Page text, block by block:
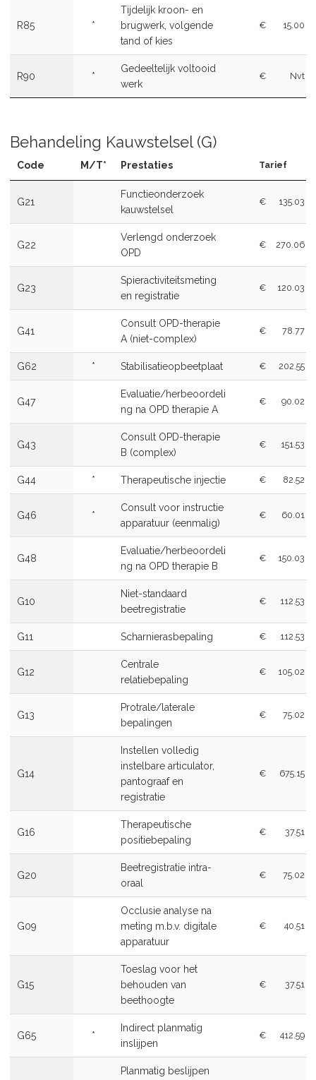
R85 *
Tijdelijk kroon- en
brugwerk, volgende
tand of kies
€ 15.00
R90 *
Gedeeltelijk voltooid
werk
€ Nvt
Behandeling Kauwstelsel (G)
Code M/T* Prestaties Tarief
G21
Functieonderzoek
kauwstelsel
€ 135.03
G22
Verlengd onderzoek
OPD
€ 270.06
G23
Spieractiviteitsmeting
en registratie
€ 120.03
G41
Consult OPD-therapie
A (niet-complex)
€ 78.77
G62 * Stabilisatieopbeetplaat € 202.55
G47
Evaluatie/herbeoordeli
ng na OPD therapie A
€ 90.02
G43
Consult OPD-therapie
B (complex)
€ 151.53
G44 * Therapeutische injectie € 82.52
G46 *
Consult voor instructie
apparatuur (eenmalig)
€ 60.01
G48
Evaluatie/herbeoordeli
ng na OPD therapie B
€ 150.03
G10
Niet-standaard
beetregistratie
€ 112.53
G11 Scharnierasbepaling € 112.53
G12
Centrale
relatiebepaling
€ 105.02
G13
Protrale/laterale
bepalingen
€ 75.02
G14
Instellen volledig
instelbare articulator,
pantograaf en
registratie
€ 675.15
G16
Therapeutische
positiebepaling
€ 37.51
G20
Beetregistratie intra-
oraal
€ 75.02
G09
Occlusie analyse na
meting m.b.v. digitale
apparatuur
€ 40.51
G15
Toeslag voor het
behouden van
beethoogte
€ 37.51
G65 *
Indirect planmatig
inslijpen
€ 412.59
Planmatig beslijpen